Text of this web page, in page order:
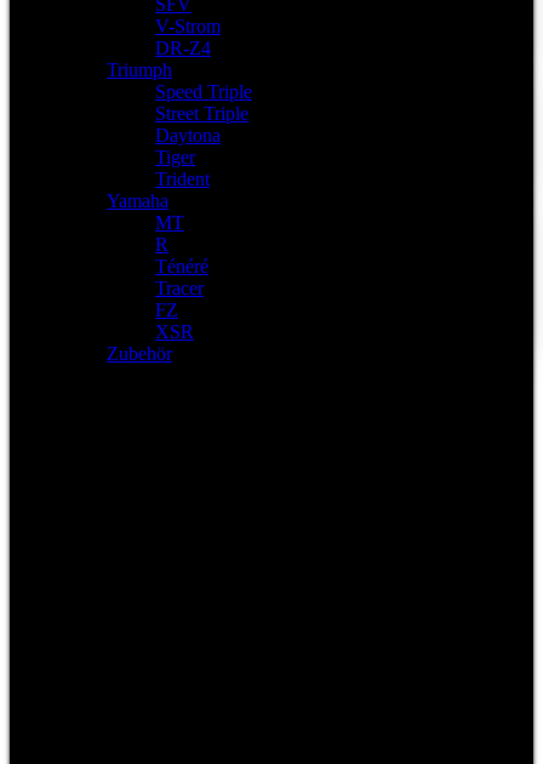
SFV
V-Strom
DR-Z4
Triumph
Speed Triple
Street Triple
Daytona
Tiger
Trident
Yamaha
MT
R
Ténéré
Tracer
FZ
XSR
Zubehör